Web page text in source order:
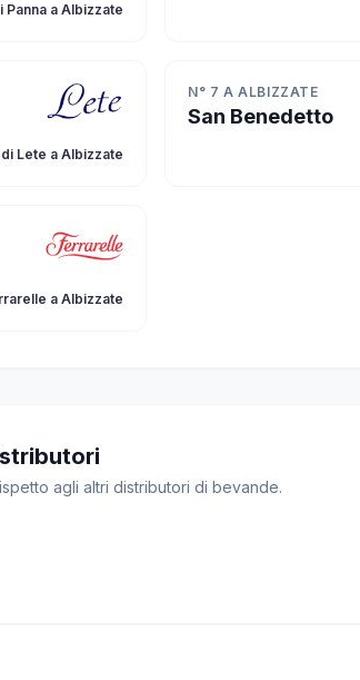
Panna a Albizzate
Lete a Albizzate
N° 7 A ALBIZZATE
San Benedetto
a Albizzate
agli altri distributori di bevande.